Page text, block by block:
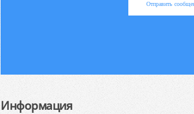
Отправить
Информация